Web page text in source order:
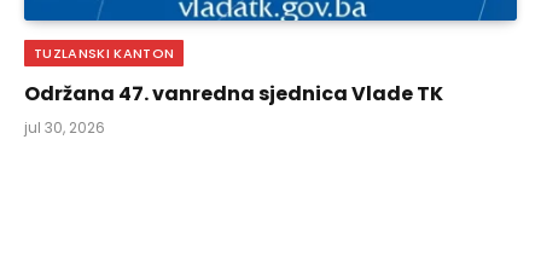
TUZLANSKI KANTON
Održana 47. vanredna sjednica Vlade TK
jul 30, 2026